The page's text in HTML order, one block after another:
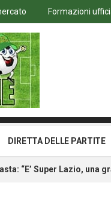
Formazioni
DIRETTA DELLE PARTITE
“E’ Super Lazio, una